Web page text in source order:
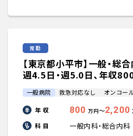
常勤
【東京都小平市】一般・総
週4.5日・週5.0日、年収
一般病院 救急対応なし オンコー
年 収 800 万円〜2,200
科 目 一般内科・総合内科